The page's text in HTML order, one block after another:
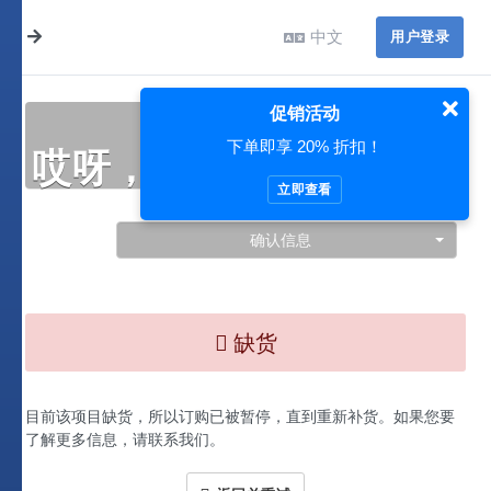
中文 用户登录
哎呀，此处出现了问题…
确认信息
缺货
目前该项目缺货，所以订购已被暂停，直到重新补货。如果您要
了解更多信息，请联系我们。
促销活动
下单即享 20% 折扣！
立即查看